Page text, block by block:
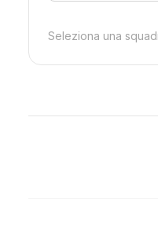
Seleziona una